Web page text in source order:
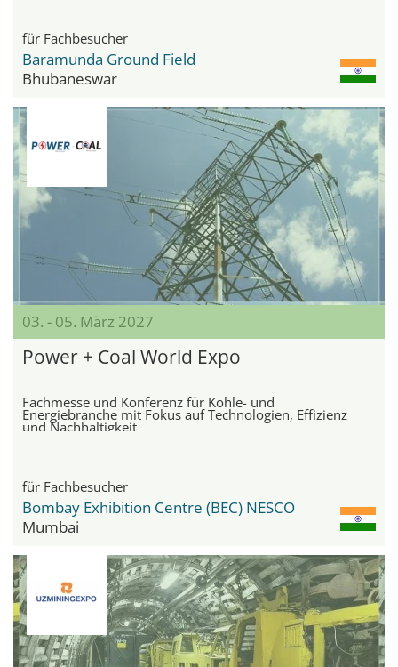
für Fachbesucher
Baramunda Ground Field
Bhubaneswar
03. - 05. März 2027
Power + Coal World Expo
Fachmesse und Konferenz für Kohle- und
Energiebranche mit Fokus auf Technologien, Effizienz
und Nachhaltigkeit
für Fachbesucher
Bombay Exhibition Centre (BEC) NESCO
Mumbai